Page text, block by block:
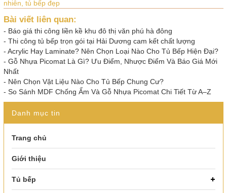
nhiên, tủ bếp đẹp
Bài viết liên quan:
- Báo giá thi công liền kề khu đô thị văn phú hà đông
- Thi công tủ bếp trọn gói tại Hải Dương cam kết chất lượng
- Acrylic Hay Laminate? Nên Chọn Loại Nào Cho Tủ Bếp Hiện Đại?
- Gỗ Nhựa Picomat Là Gì? Ưu Điểm, Nhược Điểm Và Báo Giá Mới
Nhất
- Nên Chọn Vật Liệu Nào Cho Tủ Bếp Chung Cư?
- So Sánh MDF Chống Ẩm Và Gỗ Nhựa Picomat Chi Tiết Từ A–Z
Danh mục tin
Trang chủ
Giới thiệu
Tủ bếp